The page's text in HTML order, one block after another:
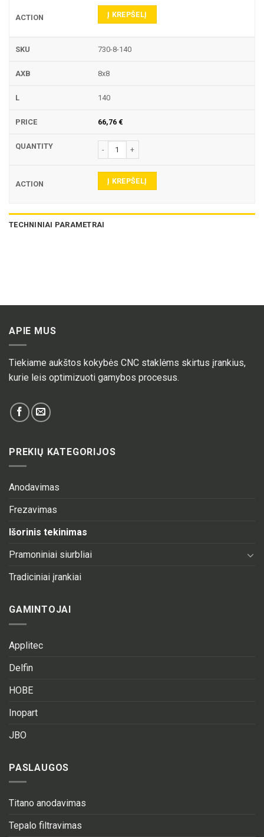
Į KREPŠELĮ
730-8-140
8x8
140
66,76 €
produkto kiekis: 730 LAIKIKLIS
Į KREPŠELĮ
TECHNINIAI PARAMETRAI
APIE MUS
Tiekiame aukštos kokybės CNC staklėms skirtus įrankius,
kurie leis optimizuoti gamybos procesus.
PREKIŲ KATEGORIJOS
Anodavimas
Frezavimas
Išorinis tekinimas
Pramoniniai siurbliai
Tradiciniai įrankiai
GAMINTOJAI
Applitec
Delfin
HOBE
Inopart
JBO
PASLAUGOS
Titano anodavimas
Tepalo filtravimas